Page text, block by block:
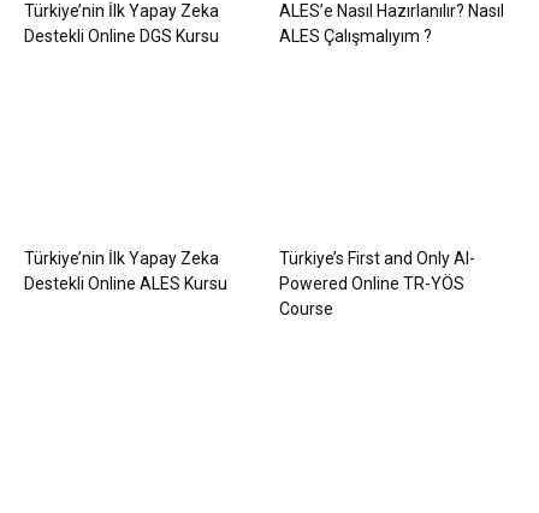
Türkiye’nin İlk Yapay Zeka
Destekli Online DGS Kursu
ALES’e Nasıl Hazırlanılır? Nasıl
ALES Çalışmalıyım ?
Türkiye’nin İlk Yapay Zeka
Destekli Online ALES Kursu
Türkiye’s First and Only AI-
Powered Online TR-YÖS
Course